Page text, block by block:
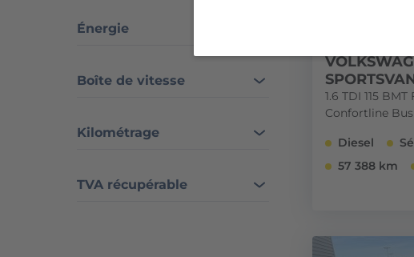
Énergie
Boîte de vitesse
Kilométrage
TVA récupérable
1.6 TDI 115
Confortline
Diesel
57 388 km